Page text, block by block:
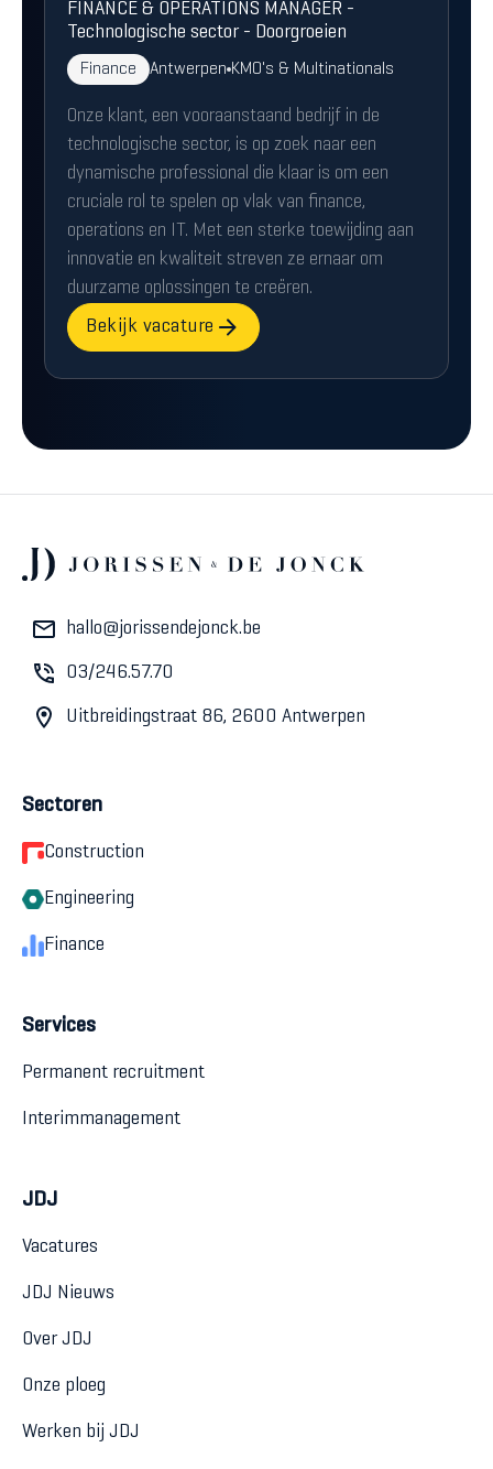
FINANCE & OPERATIONS MANAGER -
Technologische sector - Doorgroeien
Finance Antwerpen KMO's & Multinationals
Onze klant, een vooraanstaand bedrijf in de
technologische sector, is op zoek naar een
dynamische professional die klaar is om een
cruciale rol te spelen op vlak van finance,
operations en IT. Met een sterke toewijding aan
innovatie en kwaliteit streven ze ernaar om
duurzame oplossingen te creëren.
Bekijk vacature
hallo@jorissendejonck.be
03/246.57.70
Uitbreidingstraat 86, 2600 Antwerpen
Sectoren
Construction
Engineering
Finance
Services
Permanent recruitment
Interimmanagement
JDJ
Vacatures
JDJ Nieuws
Over JDJ
Onze ploeg
Werken bij JDJ